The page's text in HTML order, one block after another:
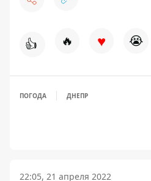
👍 🔥 ♥ 😭
ПОГОДА ДНЕПР
22:05, 21 апреля 2022